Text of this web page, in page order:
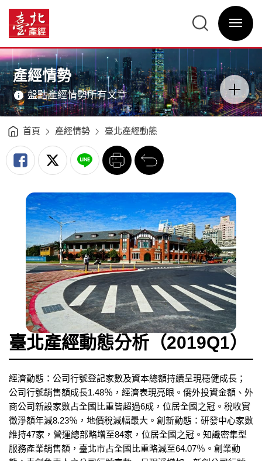
（2019Q1）
-
臺
產
經
資
訊
網
臺
經
訊
網
網
站
主
單
選
單
關
主
意
境
產經情勢
盤點產經情勢所有文章
分
類
開
關
首頁 產經情勢 臺北產經動態
列
印
回
前
一
頁
臺北產經動態分析（2019Q1）
經濟動態：公司行號登記家數及資本總額持續呈現穩健成長；
公司行號銷售額成長1.48％，經濟表現亮眼。僑外投資金額、外
商公司新設家數占全國比重皆超過6成，位居全國之冠。稅收實
徵淨額年減8.23％，地價稅減幅最大。創新動態：研發中心家數
維持47家，營運總部略增至84家，位居全國之冠。知識密集型
服務產業銷售額，臺北市占全國比重略減至64.07％。創業動